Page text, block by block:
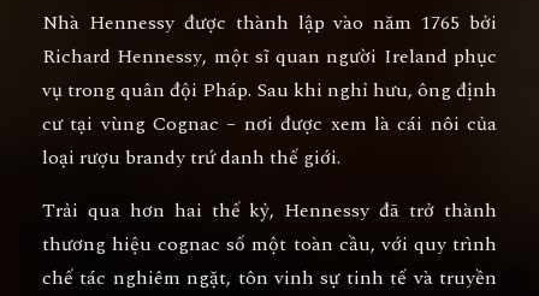
Nhà Hennessyđược thành lập vào năm1765 bởi
Richard Hennessy, một sĩ quan người Ireland phục
vụ trong quân đội Pháp. Sau khi nghỉ hưu, ông định
cư tại vùng Cognac – nơi được xem là cái nôi của
loại rượu brandy trứ danh thế giới.
Trải qua hơn hai thế kỷ, Hennessy đã trở thành
thương hiệu cognac số một toàn cầu, với quy trình
chế tác nghiêm ngặt, tôn vinh sự tinh tế và truyền